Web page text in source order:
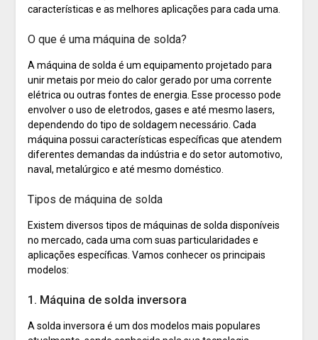
características e as melhores aplicações para cada uma.
O que é uma máquina de solda?
A máquina de solda é um equipamento projetado para
unir metais por meio do calor gerado por uma corrente
elétrica ou outras fontes de energia. Esse processo pode
envolver o uso de eletrodos, gases e até mesmo lasers,
dependendo do tipo de soldagem necessário. Cada
máquina possui características específicas que atendem
diferentes demandas da indústria e do setor automotivo,
naval, metalúrgico e até mesmo doméstico.
Tipos de máquina de solda
Existem diversos tipos de máquinas de solda disponíveis
no mercado, cada uma com suas particularidades e
aplicações específicas. Vamos conhecer os principais
modelos:
1. Máquina de solda inversora
A solda inversora é um dos modelos mais populares